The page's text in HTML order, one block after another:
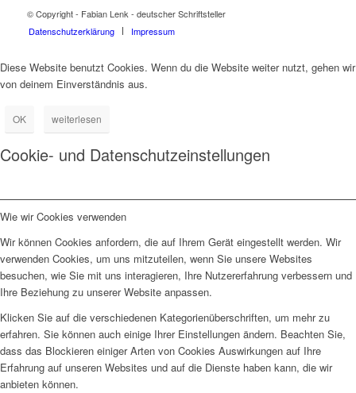
© Copyright - Fabian Lenk - deutscher Schriftsteller
Datenschutzerklärung
Impressum
Diese Website benutzt Cookies. Wenn du die Website weiter nutzt, gehen wir
von deinem Einverständnis aus.
OK weiterlesen
Cookie- und Datenschutzeinstellungen
Wie wir Cookies verwenden
Wir können Cookies anfordern, die auf Ihrem Gerät eingestellt werden. Wir
verwenden Cookies, um uns mitzuteilen, wenn Sie unsere Websites
besuchen, wie Sie mit uns interagieren, Ihre Nutzererfahrung verbessern und
Ihre Beziehung zu unserer Website anpassen.
Klicken Sie auf die verschiedenen Kategorienüberschriften, um mehr zu
erfahren. Sie können auch einige Ihrer Einstellungen ändern. Beachten Sie,
dass das Blockieren einiger Arten von Cookies Auswirkungen auf Ihre
Erfahrung auf unseren Websites und auf die Dienste haben kann, die wir
anbieten können.